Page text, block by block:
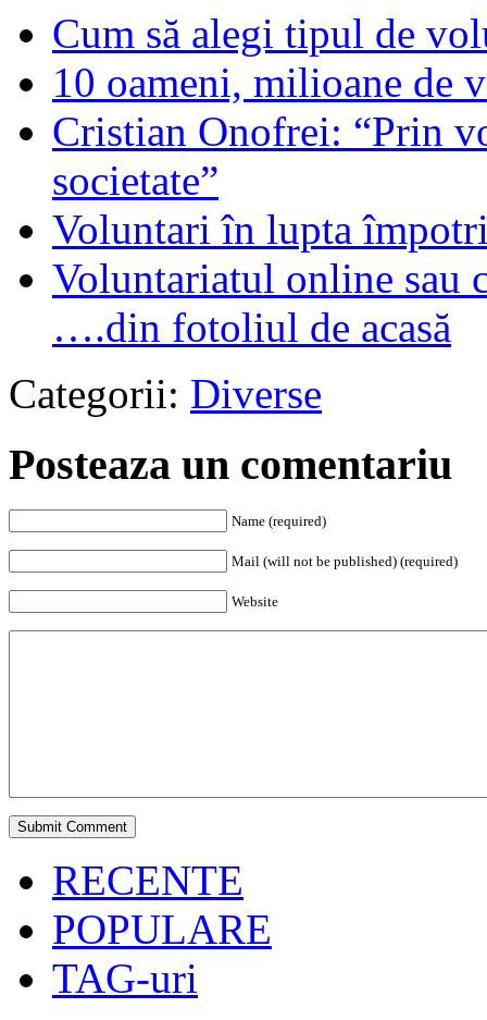
Cum să alegi tipul de
10 oameni, milioane de
Cristian Onofrei: “Prin
societate”
Voluntari în lupta
Voluntariatul online sau
….din fotoliul de acasă
Categorii: Diverse
Posteaza un comentariu
Name (required)
Mail (will not be published) (required)
Website
RECENTE
POPULARE
TAG-uri